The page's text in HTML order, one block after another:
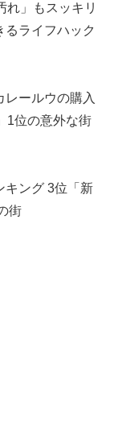
れ」もスッキリ
ライフハック
レールウの購入
1位の意外な街
キング 3位「新
街